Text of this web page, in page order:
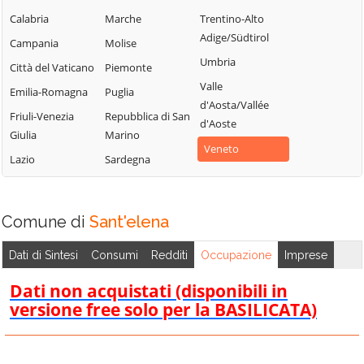
Campodarsego
Campodoro
Camposampiero
Candiana
Carmignano di
Brenta
Cartura
Casale di
Casalserugo
Castelbaldo
Cervarese Santa
Croce
Cinto Euganeo
Cittadella
Montegrotto
Terme
Padovana
Padova
Pernumia
Piazzola sul
Brenta
Selvazzano
Stanghella
Teolo
Terrassa
Padovana
Trebaseleghe
Tribano
Urbana
Veggiano
Vescovana
Calabria
Campania
Città del Vaticano
Emilia-Romagna
Friuli-Venezia
Giulia
Lazio
Marche
Molise
Piemonte
Puglia
Repubblica di San
Marino
Sardegna
Trentino-Alto
Adige/Südtirol
Umbria
Valle
d'Aosta/Vallée
d'Aoste
Veneto
Comune di Sant'elena
Dati di Sintesi Consumi Redditi Occupazione Imprese
Dati non acquistati (disponibili in
versione free solo per la BASILICATA)